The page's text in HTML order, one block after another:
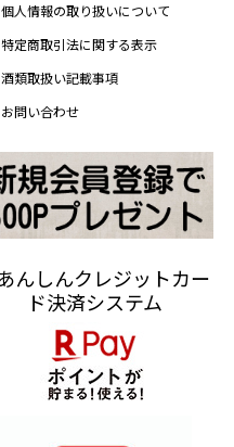
個人情報の取り扱いについて
特定商取引法に関する表示
酒類取扱い記載事項
お問い合わせ